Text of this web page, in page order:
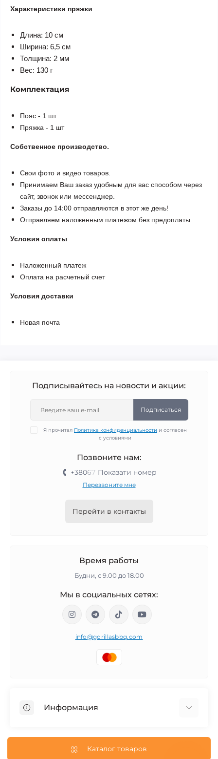
Характеристики пряжки
Длина: 10 см
Ширина: 6,5 см
Толщина: 2 мм
Вес: 130 г
Комплектация
Пояс - 1 шт
Пряжка - 1 шт
Собственное производство.
Свои фото и видео товаров.
Принимаем Ваш заказ удобным для вас способом через
сайт, звонок или мессенджер.
Заказы до 14:00 отправляются в этот же день!
Отправляем наложенным платежом без предоплаты.
Условия оплаты
Наложенный платеж
Оплата на расчетный счет
Условия доставки
Новая почта
Подписывайтесь на новости и акции:
Подписаться
Я прочитал Политика конфиденциальности и согласен
с условиями
Позвоните нам:
+38067 Показати номер
Перезвоните мне
Перейти в контакты
Время работы
Будни, с 9.00 до 18.00
Мы в социальных сетях:
info@gorillasbbq.com
Информация
Возврат и обмен товараКаталог товаров